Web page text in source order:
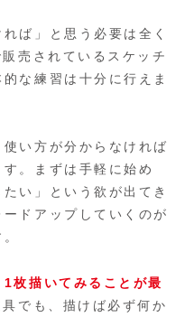
ば」と思う必要は全く
売されているスケッチ
な練習は十分に行えま
い方が分からなければ
。まずは手軽に始め
い」という欲が出てき
ドアップしていくのが
枚描いてみることが最
でも、描けば必ず何か